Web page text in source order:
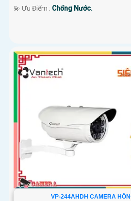
️💫 Ưu Điểm : Chống Nước.
VP-244AHDH CAMERA